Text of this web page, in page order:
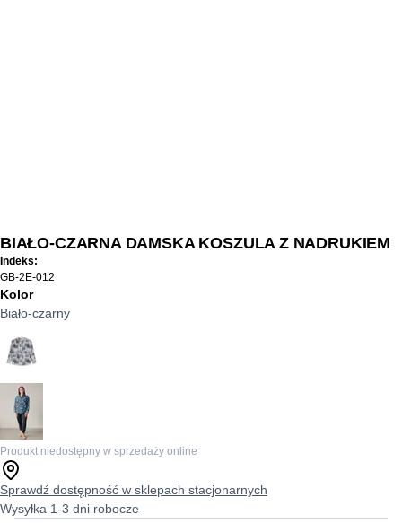
BIAŁO-CZARNA DAMSKA KOSZULA Z NADRUKIEM
Indeks:
GB-2E-012
Kolor
Biało-czarny
Produkt niedostępny w sprzedaży online
Sprawdź dostępność w sklepach stacjonarnych
Wysyłka 1-3 dni robocze